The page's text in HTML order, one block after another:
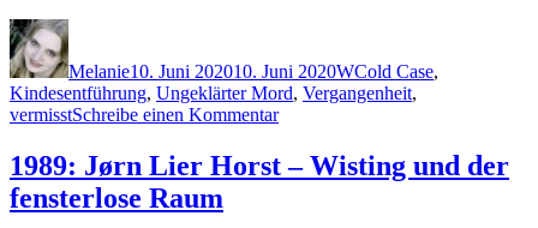
Autor
Melanie10. Juni 202010. Juni 2020WCold Case,
Kindesentführung, Ungeklärter Mord, Vergangenheit,
vermisstSchreibe einen Kommentarzu
Christian
White
1989: Jørn Lier Horst – Wisting und der
fensterlose Raum